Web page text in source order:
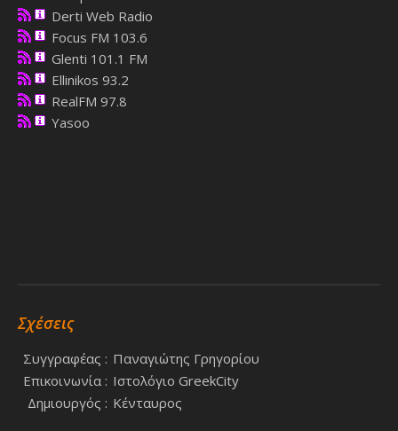
Derti Web Radio
Focus FM 103.6
Glenti 101.1 FM
Ellinikos 93.2
RealFM 97.8
Yasoo
Σχέσεις
Συγγραφέας : Παναγιώτης Γρηγορίου
Επικοινωνία : Ιστολόγιο GreekCity
Δημιουργός : Κένταυρος